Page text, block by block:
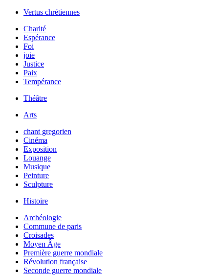
Vertus chrétiennes
Charité
Espérance
Foi
joie
Justice
Paix
Tempérance
Théâtre
Arts
chant gregorien
Cinéma
Exposition
Louange
Musique
Peinture
Sculpture
Histoire
Archéologie
Commune de paris
Croisades
Moyen Âge
Première guerre mondiale
Révolution française
Seconde guerre mondiale